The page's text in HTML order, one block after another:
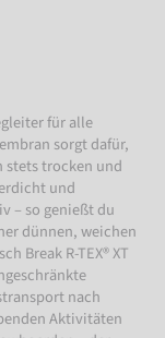
für alle
sorgt dafür,
stets trocken und
und
– so genießt du
dünnen, weichen
Break R-TEX® XT
nach
Aktivitäten